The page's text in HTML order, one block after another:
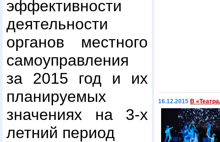
эффективности
деятельности
органов местного
самоуправления
за 2015 год и их
планируемых
значениях на 3-х
летний период
16.12.2015 В